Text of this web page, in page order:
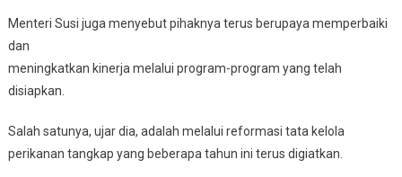
Menteri Susi juga menyebut pihaknya terus berupaya memperbaiki
dan
meningkatkan kinerja melalui program-program yang telah
disiapkan.
Salah satunya, ujar dia, adalah melalui reformasi tata kelola
perikanan tangkap yang beberapa tahun ini terus digiatkan.